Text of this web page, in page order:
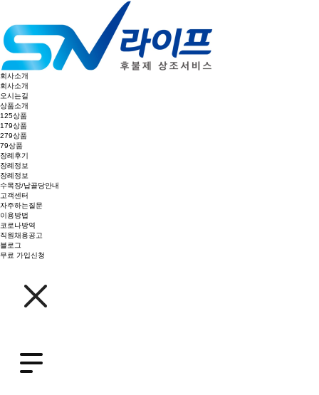
회사소개
회사소개
오시는길
상품소개
125상품
179상품
279상품
79상품
장례후기
장례정보
장례정보
수목장/납골당안내
고객센터
자주하는질문
이용방법
코로나방역
직원채용공고
블로그
무료 가입신청